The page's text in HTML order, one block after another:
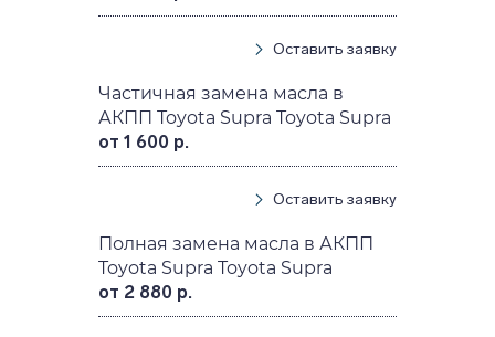
Оставить заявку
Частичная замена масла в
АКПП Toyota Supra Toyota Supra
от 1 600 р.
Оставить заявку
Полная замена масла в АКПП
Toyota Supra Toyota Supra
от 2 880 р.